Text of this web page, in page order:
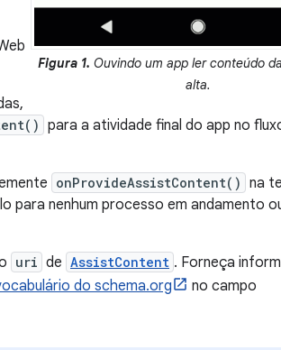
Figura 1. Ouvindo um app ler conteúdo
alta.
para a atividade final do app no
onProvideAssistContent() na
para nenhum processo em andamento
uri de AssistContent . Forneça
do schema.org no campo